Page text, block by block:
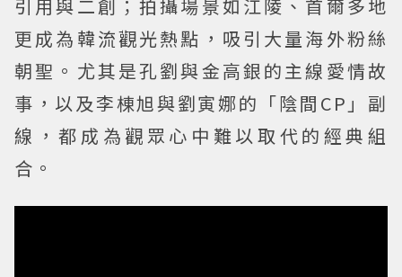
引用與二創；拍攝場景如江陵、首爾多地
更成為韓流觀光熱點，吸引大量海外粉絲
朝聖。尤其是孔劉與金高銀的主線愛情故
事，以及李棟旭與劉寅娜的「陰間CP」副
線，都成為觀眾心中難以取代的經典組
合。